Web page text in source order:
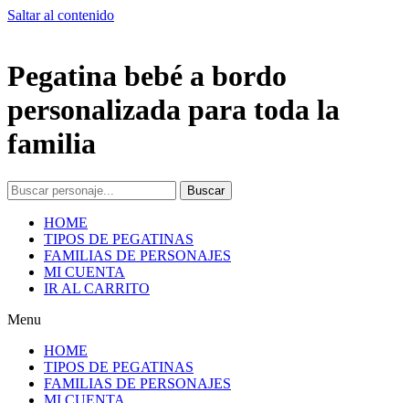
Saltar al contenido
Pegatina bebé a bordo
personalizada para toda la
familia
Buscar
HOME
TIPOS DE PEGATINAS
FAMILIAS DE PERSONAJES
MI CUENTA
IR AL CARRITO
Menu
HOME
TIPOS DE PEGATINAS
FAMILIAS DE PERSONAJES
MI CUENTA